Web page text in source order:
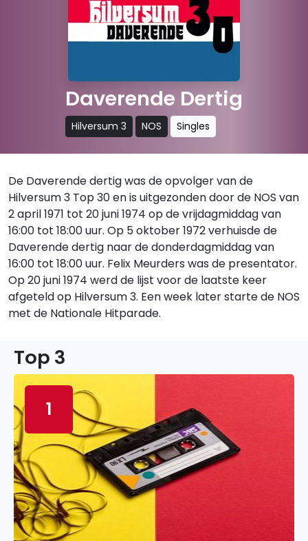
Daverende Dertig
Hilversum 3 NOS Singles
De Daverende dertig was de opvolger van de
Hilversum 3 Top 30 en is uitgezonden door de NOS van
2 april 1971 tot 20 juni 1974 op de vrijdagmiddag van
16:00 tot 18:00 uur. Op 5 oktober 1972 verhuisde de
Daverende dertig naar de donderdagmiddag van
16:00 tot 18:00 uur. Felix Meurders was de presentator.
Op 20 juni 1974 werd de lijst voor de laatste keer
afgeteld op Hilversum 3. Een week later starte de NOS
met de Nationale Hitparade.
Top 3
1